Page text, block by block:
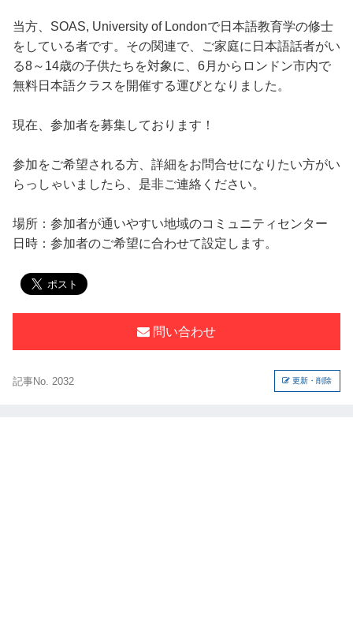
当方、SOAS, University of Londonで日本語教育学の修士
をしている者です。その関連で、ご家庭に日本語話者がい
る8～14歳の子供たちを対象に、6月からロンドン市内で
無料日本語クラスを開催する運びとなりました。
現在、参加者を募集しております！
参加をご希望される方、詳細をお問合せになりたい方がい
らっしゃいましたら、是非ご連絡ください。
場所：参加者が通いやすい地域のコミュニティセンター
日時：参加者のご希望に合わせて設定します。
問い合わせ
記事No. 2032 更新・削除